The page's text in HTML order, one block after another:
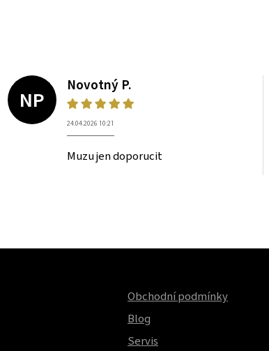
NP
Novotný P.
24.04.2026 10:21
Muzu jen doporucit
Obchodní podmínky
Blog
Servis